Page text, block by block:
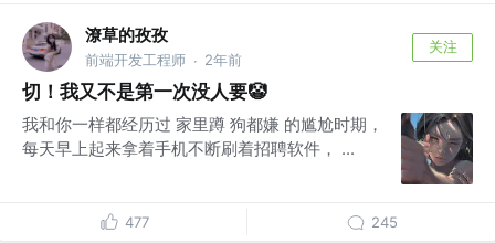
潦草的孜孜
前端开发工程师 · 2年前
关注
切！我又不是第一次没人要🤡
我和你一样都经历过 家里蹲 狗都嫌 的尴尬时期，
每天早上起来拿着手机不断刷着招聘软件， ...
477 245